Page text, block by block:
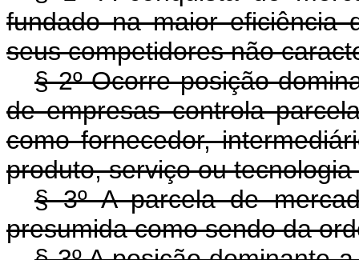
fundado na maior eficiência
seus competidores não
§ 2º Ocorre posição
de empresas controla
como fornecedor,
produto, serviço ou
§ 3º A parcela de
presumida como sendo da